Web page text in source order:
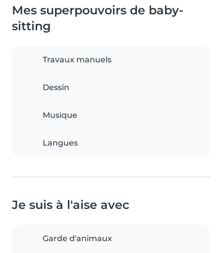
Mes superpouvoirs de baby-
sitting
Travaux manuels
Dessin
Musique
Langues
Je suis à l'aise avec
Garde d'animaux